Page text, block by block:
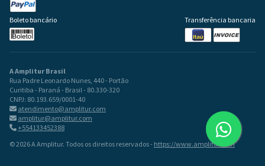
Boleto bancário Transferência bancaria
A Amplitur Brasil
Rua Padre Leonardo Nunes, 440 - Portão
Curitiba - Paraná - Brasil - 80.330-320
CNPJ: 80.193.659/0001-40
atendimento@amplitur.com
amplitur@amplitur.com
+554133452388
© 2026 A Amplitur. Todos os direitos reservados - https://www.amplitur.com